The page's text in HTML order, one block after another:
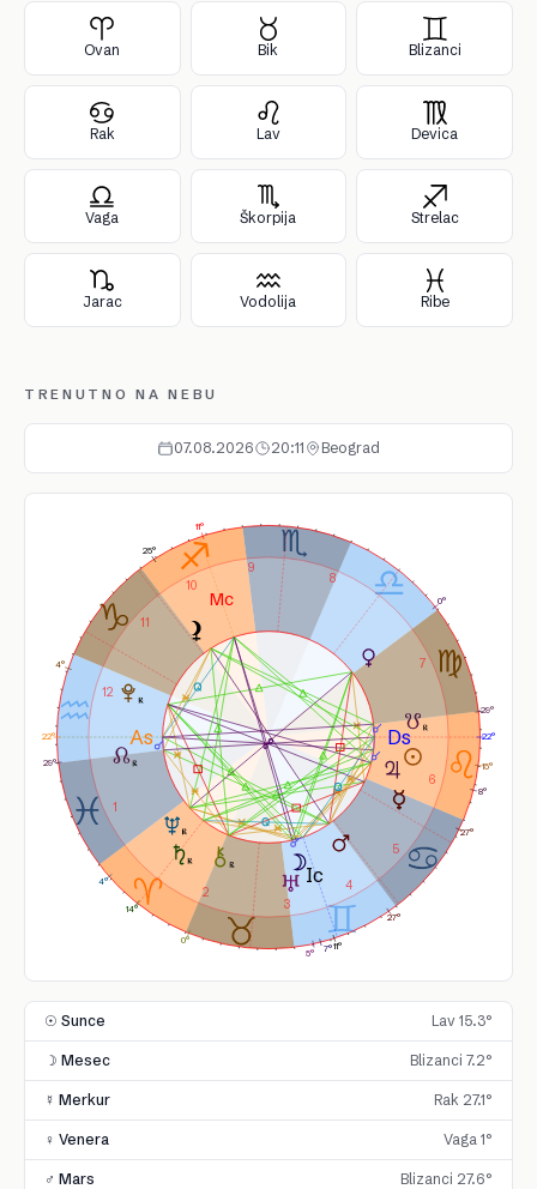
Ovan Bik Blizanci
Rak Lav Devica
Vaga Škorpija Strelac
Jarac Vodolija Ribe
TRENUTNO NA NEBU
07.08.2026 20:11 Beograd
1
2
3
4
5
6
7
8
9
10
11
12
15°
7°
27°
0°
27°
8°
14°
5°
4°
4°
29°
0°
22°
11°
22°
11°
25°
29°
☉ Sunce Lav 15.3°
☽ Mesec Blizanci 7.2°
☿ Merkur Rak 27.1°
♀ Venera Vaga 1°
♂ Mars Blizanci 27.6°